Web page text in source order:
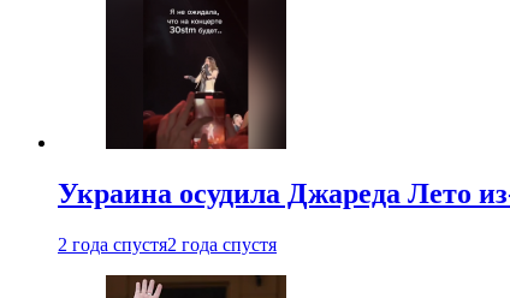
Украина осудила Джареда Лето
2 года спустя2 года спустя